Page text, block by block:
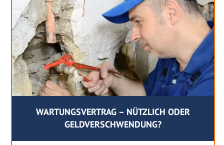
WARTUNGSVERTRAG – NÜTZLICH ODER
GELDVERSCHWENDUNG?